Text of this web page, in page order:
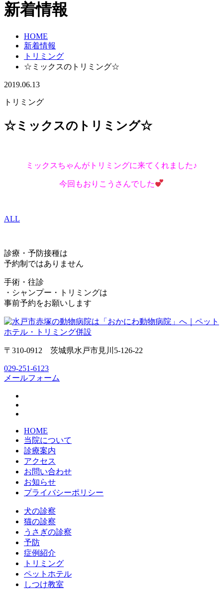
新着情報
HOME
新着情報
トリミング
☆ミックスのトリミング☆
2019.06.13
トリミング
☆ミックスのトリミング☆
ミックスちゃんがトリミングに来てくれました♪
今回もおりこうさんでした
ALL
診療・予防接種は
予約制ではありません
手術・往診
・シャンプー・トリミングは
事前予約をお願いします
〒310-0912 茨城県水戸市見川5-126-22
029-251-6123
メールフォーム
HOME
当院について
診療案内
アクセス
お問い合わせ
お知らせ
プライバシーポリシー
犬の診察
猫の診察
うさぎの診察
予防
症例紹介
トリミング
ペットホテル
しつけ教室